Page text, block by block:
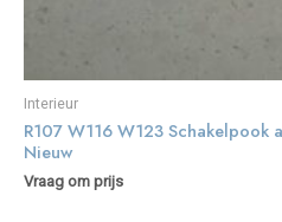
Interieur
R107 W116 W123 Schakelpook
Nieuw
Vraag om prijs